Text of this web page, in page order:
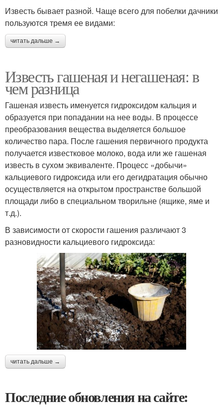
Известь бывает разной. Чаще всего для побелки дачники
пользуются тремя ее видами:
читать дальше →
Известь гашеная и негашеная: в
чем разница
Гашеная известь именуется гидроксидом кальция и
образуется при попадании на нее воды. В процессе
преобразования вещества выделяется большое
количество пара. После гашения первичного продукта
получается известковое молоко, вода или же гашеная
известь в сухом эквиваленте. Процесс «добычи»
кальциевого гидроксида или его дегидратация обычно
осуществляется на открытом пространстве большой
площади либо в специальном творильне (ящике, яме и
т.д.).
В зависимости от скорости гашения различают 3
разновидности кальциевого гидроксида:
читать дальше →
Последние обновления на сайте: